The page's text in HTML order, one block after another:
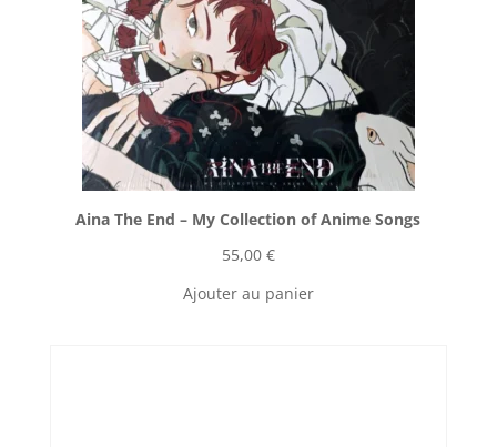
Aina The End ‎– My Collection of Anime Songs
55,00 €
Ajouter au panier